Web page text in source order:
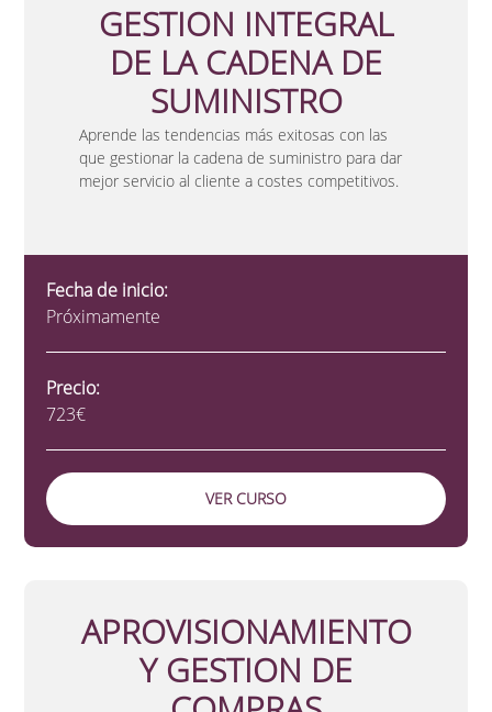
GESTION INTEGRAL
DE LA CADENA DE
SUMINISTRO
Aprende las tendencias más exitosas con las
que gestionar la cadena de suministro para dar
mejor servicio al cliente a costes competitivos.
Fecha de inicio:
Próximamente
Precio:
723€
VER CURSO
APROVISIONAMIENTO
Y GESTION DE